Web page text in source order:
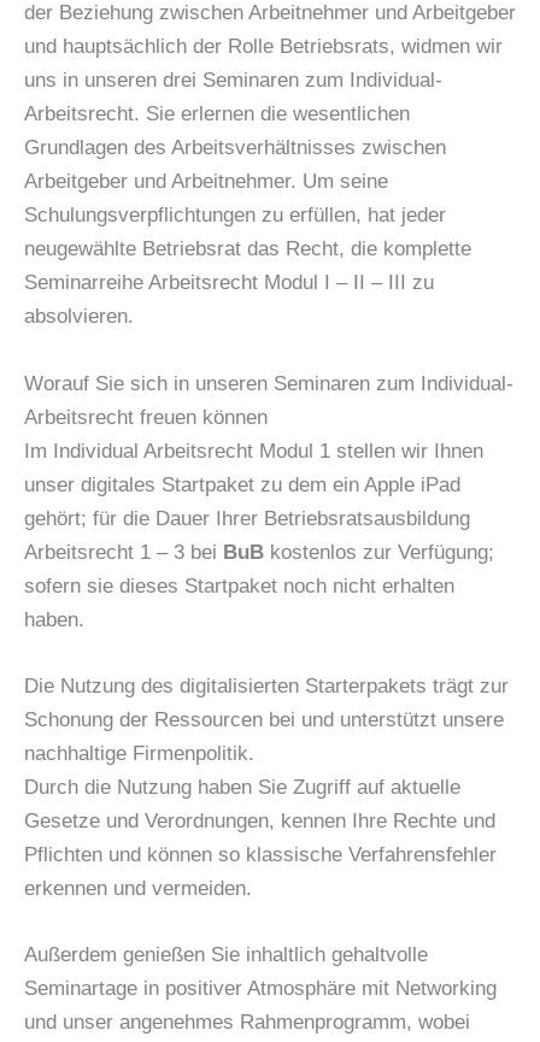
der Beziehung zwischen Arbeitnehmer und Arbeitgeber
und hauptsächlich der Rolle Betriebsrats, widmen wir
uns in unseren drei Seminaren zum Individual-
Arbeitsrecht. Sie erlernen die wesentlichen
Grundlagen des Arbeitsverhältnisses zwischen
Arbeitgeber und Arbeitnehmer. Um seine
Schulungsverpflichtungen zu erfüllen, hat jeder
neugewählte Betriebsrat das Recht, die komplette
Seminarreihe Arbeitsrecht Modul I – II – III zu
absolvieren.
Worauf Sie sich in unseren Seminaren zum Individual-
Arbeitsrecht freuen können
Im Individual Arbeitsrecht Modul 1 stellen wir Ihnen
unser digitales Startpaket zu dem ein Apple iPad
gehört; für die Dauer Ihrer Betriebsratsausbildung
Arbeitsrecht 1 – 3 bei BuB kostenlos zur Verfügung;
sofern sie dieses Startpaket noch nicht erhalten
haben.
Die Nutzung des digitalisierten Starterpakets trägt zur
Schonung der Ressourcen bei und unterstützt unsere
nachhaltige Firmenpolitik.
Durch die Nutzung haben Sie Zugriff auf aktuelle
Gesetze und Verordnungen, kennen Ihre Rechte und
Pflichten und können so klassische Verfahrensfehler
erkennen und vermeiden.
Außerdem genießen Sie inhaltlich gehaltvolle
Seminartage in positiver Atmosphäre mit Networking
und unser angenehmes Rahmenprogramm, wobei